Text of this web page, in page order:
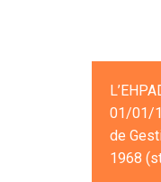
01/01/
de
1968